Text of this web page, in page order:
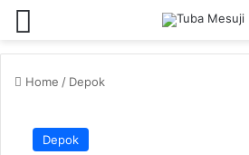
Home / Depok
Depok